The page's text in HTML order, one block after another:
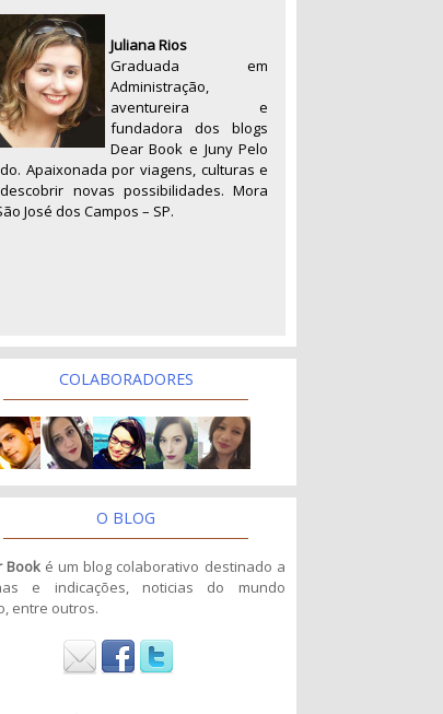
Juliana Rios
Graduada em
Administração,
aventureira e
fundadora dos blogs
Dear Book e Juny Pelo
Apaixonada por viagens, culturas e
novas possibilidades. Mora
José dos Campos – SP.
COLABORADORES
O BLOG
Book é um blog colaborativo destinado a
e indicações, noticias do mundo
entre outros.